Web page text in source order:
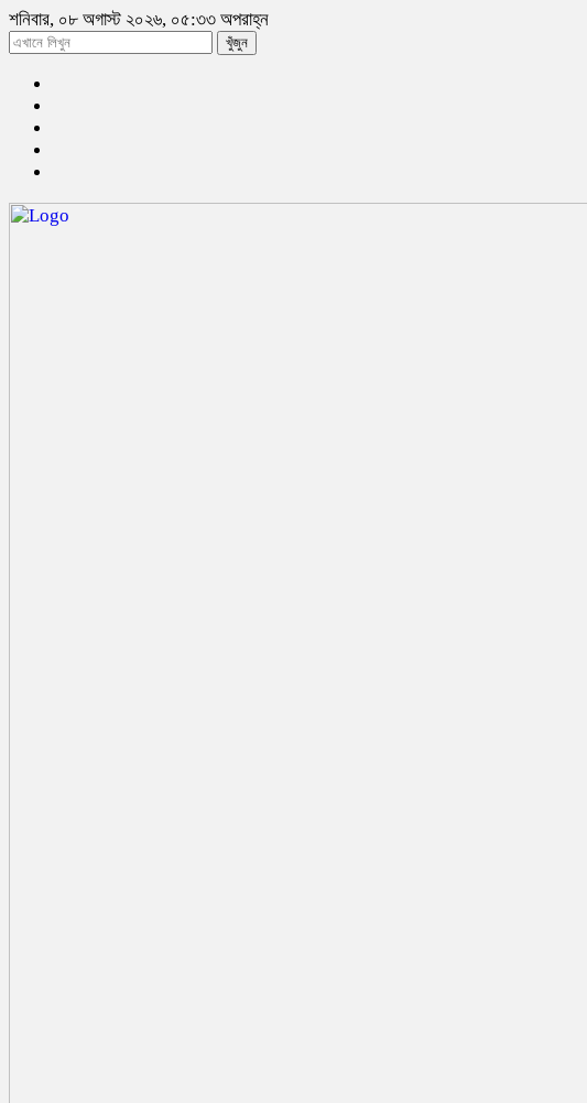
শনিবার, ০৮ অগাস্ট ২০২৬, ০৫:৩৩ অপরাহ্ন
খুঁজুন